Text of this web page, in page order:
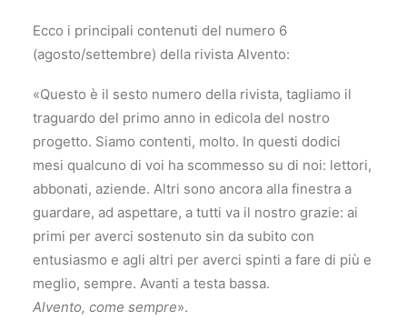
Ecco i principali contenuti del numero 6
(agosto/settembre) della rivista Alvento:
«Questo è il sesto numero della rivista, tagliamo il
traguardo del primo anno in edicola del nostro
progetto. Siamo contenti, molto. In questi dodici
mesi qualcuno di voi ha scommesso su di noi: lettori,
abbonati, aziende. Altri sono ancora alla finestra a
guardare, ad aspettare, a tutti va il nostro grazie: ai
primi per averci sostenuto sin da subito con
entusiasmo e agli altri per averci spinti a fare di più e
meglio, sempre. Avanti a testa bassa.
Alvento, come sempre».